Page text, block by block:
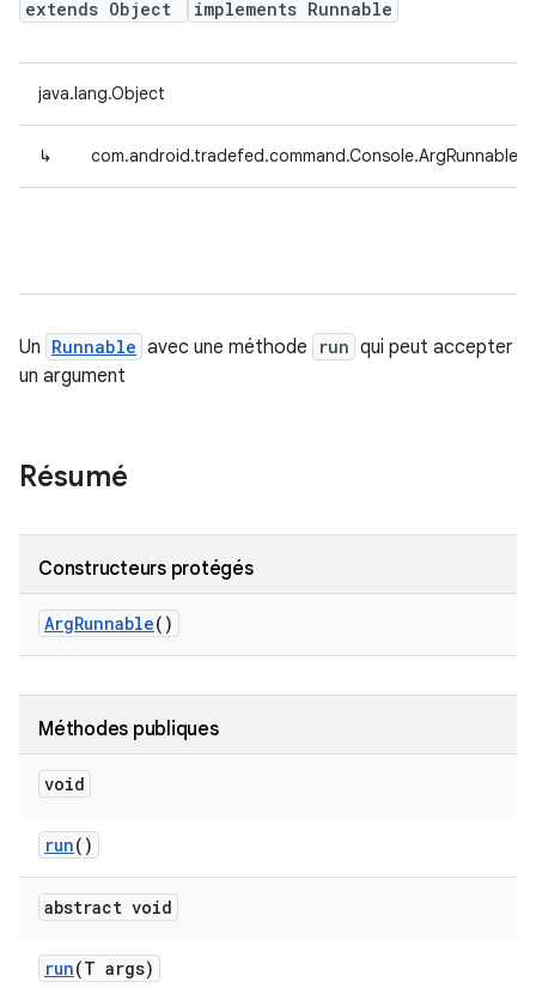
extends Object
implements Runnable
java.lang.Object
↳
Un Runnable avec une méthode run qui peut accepter
un argument
Résumé
Constructeurs protégés
ArgRunnable()
Méthodes publiques
void
run()
abstract void
run(T args)